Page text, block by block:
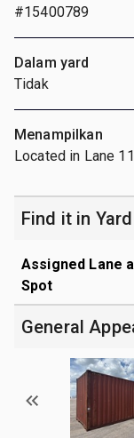
#15400789
Dalam yard
Tidak
Menampilkan
Located in Lane
Find it in Yard
Assigned Lane
Spot
General